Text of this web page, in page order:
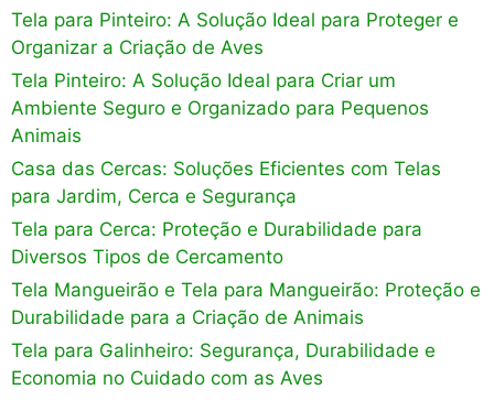
Tela para Pinteiro: A Solução Ideal para Proteger e
Organizar a Criação de Aves
Tela Pinteiro: A Solução Ideal para Criar um
Ambiente Seguro e Organizado para Pequenos
Animais
Casa das Cercas: Soluções Eficientes com Telas
para Jardim, Cerca e Segurança
Tela para Cerca: Proteção e Durabilidade para
Diversos Tipos de Cercamento
Tela Mangueirão e Tela para Mangueirão: Proteção e
Durabilidade para a Criação de Animais
Tela para Galinheiro: Segurança, Durabilidade e
Economia no Cuidado com as Aves